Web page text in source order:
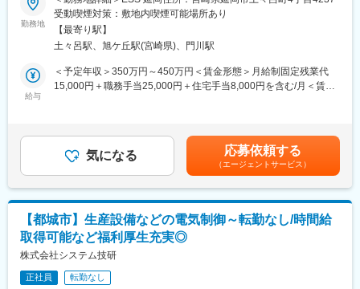
大手空調メーカーや大手IT企業もパートナーとして仕事をしてい
ます。
当社は、オフィスビルや商業施設を中心に、中央監視システムや
場導入を行っています。
「困った？を良かった！」へ様々な問題と解決するために独自の
ノウハウと優秀なブレーンと協力し、お客様のニーズに合ったシ
ステムを提供しています。現在売り上げは10億円程度になります
が、今後より伸ばしていくために事業拡大中です。
や、工場向けの生産設備の自動制御システムの設計をお任せしま
す。
中央監視システムやweb遠隔監視システム、空調・照明自動制御
システムを扱っており、一部業務を外注している状況のため、完
全な内製化に向けて募集をしています。
・WEBシステムの設計開発
・保守、メンテナンス等
・天神のビルの制御システム
・新設スタジアムの制御システム導入や工事 など
技術面が評価され、営業をしていなくても多くのお声がけを頂い
ています。
大手空調メーカーや大手IT企業もパートナーとして仕事をしてい
ます。
勤務地
受動喫煙対策：敷地内喫煙可能場所あり
【最寄り駅】
土々呂駅、旭ケ丘駅(宮崎県)、門川駅
給与
＜予定年収＞350万円～450万円＜賃金形態＞月給制固定残業代
15,000円＋職務手当25,000円＋住宅手当8,000円を含む/月＜賃金
240,000円～300,000円（一律手当を含む）＜昇給有無＞有＜残業
手当＞有＜給与補足＞■賞与実績：年2回、業績により決算賞与支
給賃金はあくまでも目安の金額であり、選考を通じて上下する可
能性があります。月給(月額)は固定手当を含めた表記です。
気になる 応募依頼する
（エージェントサービス）
【都城市】生産設備などの電気制御～転勤なし/時間給
取得可能など福利厚生充実◎
株式会社システム技研
正社員 転勤なし